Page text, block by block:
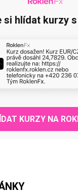
si hlídat kurzy
KURZY NA